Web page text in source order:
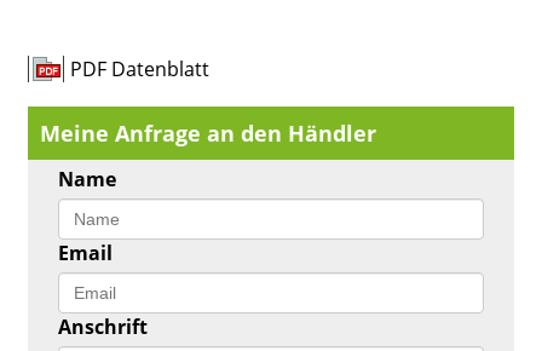
PDF Datenblatt
Meine Anfrage an den Händler
Name
Email
Anschrift